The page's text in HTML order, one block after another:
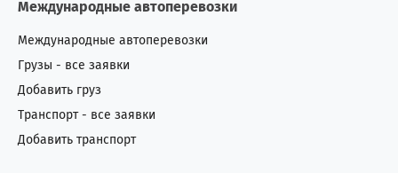
Международные автоперевозки
Международные автоперевозки
Грузы - все заявки
Добавить груз
Транспорт - все заявки
Добавить транспорт